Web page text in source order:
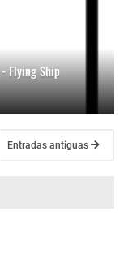
Flying Ship
Entradas antiguas